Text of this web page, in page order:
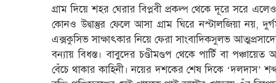
গ্রাম দিয়ে শহর ঘেরার বিপ্লবী প্রকল্প থেকে দূরে সরে
কোনও উদ্বাস্তুর ফেলে আসা গ্রাম ঘিরে নস্টালজিয়া নয়,
এক্সকুসিভ সাক্ষাৎকার নিয়ে ফেরা সাংবাদিকসুলভ
বন্যায় বিধস্ত। বাবুদের চণ্ডীমণ্ডপ থেকে পার্টি বা
বেঁচে থাকার কাহিনী। নয়ের দশকের শেষ দিকে ‘দলদাস’